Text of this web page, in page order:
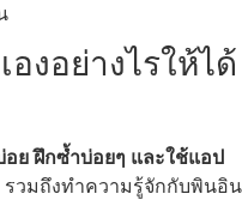
งอย่างไรให้ได้
ย ฝึกซ้ำบ่อยๆ และใช้แอป
รวมถึงทำความรู้จักกับพินอิน